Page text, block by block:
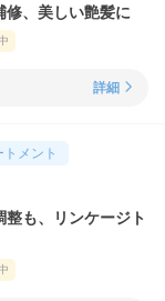
修、美しい艶髪に
詳細
メント
も、リンケージト